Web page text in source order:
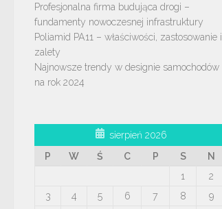
Profesjonalna firma budująca drogi –
fundamenty nowoczesnej infrastruktury
Poliamid PA11 – właściwości, zastosowanie i
zalety
Najnowsze trendy w designie samochodów
na rok 2024
sierpień 2026
P
W Ś C P S
N
1
2
3
4 5 6 7 8
9